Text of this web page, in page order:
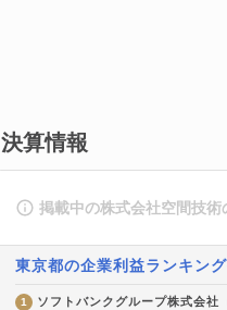
決算情報
掲載中の株式会社空間技術
東京都の企業利益ランキン
1 ソフトバンクグループ株式会社